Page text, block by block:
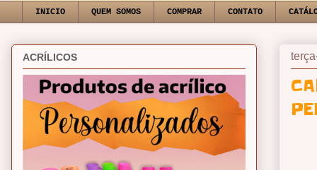
INICIO QUEM SOMOS COMPRAR CONTATO
ACRÍLICOS